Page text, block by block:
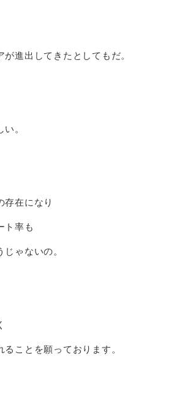
進出してきたとしてもだ。
。
存在になり
ト率も
ゃないの。
ことを願っております。